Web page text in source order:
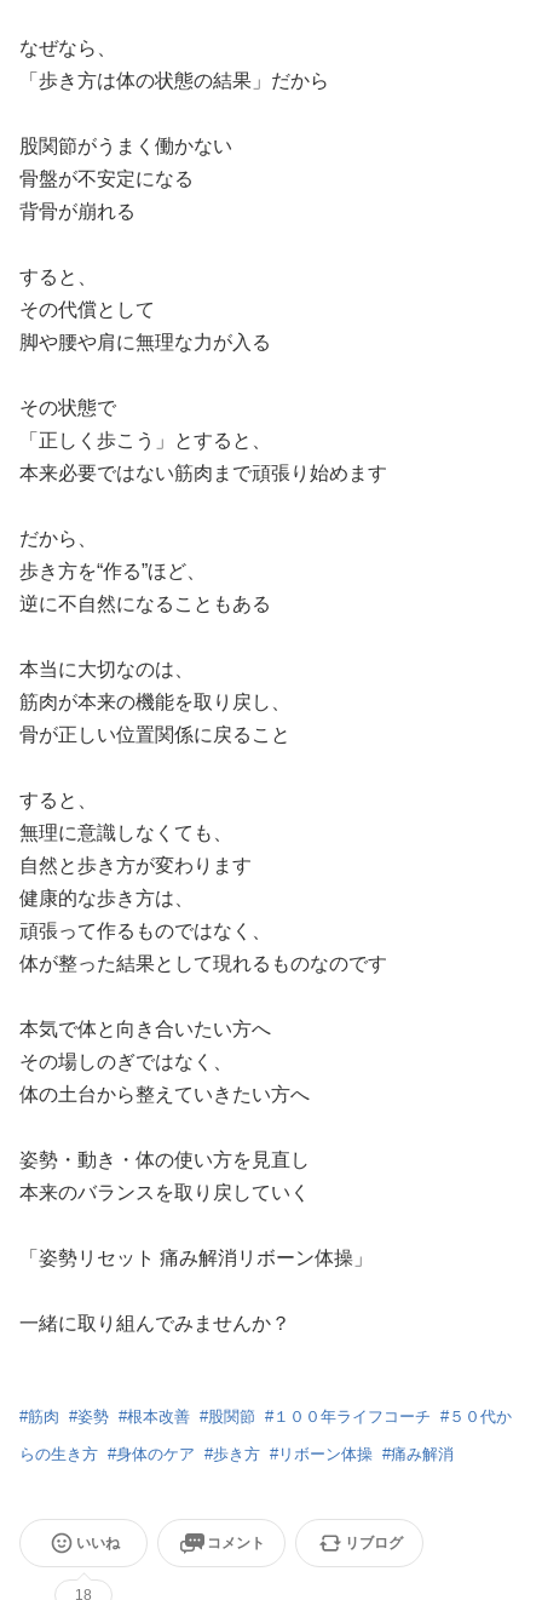
なぜなら、
「歩き方は体の状態の結果」だから
股関節がうまく働かない
骨盤が不安定になる
背骨が崩れる
すると、
その代償として
脚や腰や肩に無理な力が入る
その状態で
「正しく歩こう」とすると、
本来必要ではない筋肉まで頑張り始めます
だから、
歩き方を“作る”ほど、
逆に不自然になることもある
本当に大切なのは、
筋肉が本来の機能を取り戻し、
骨が正しい位置関係に戻ること
すると、
無理に意識しなくても、
自然と歩き方が変わります
健康的な歩き方は、
頑張って作るものではなく、
体が整った結果として現れるものなのです
本気で体と向き合いたい方へ
その場しのぎではなく、
体の土台から整えていきたい方へ
姿勢・動き・体の使い方を見直し
本来のバランスを取り戻していく
「姿勢リセット 痛み解消リボーン体操」
一緒に取り組んでみませんか？
#筋肉 #姿勢 #根本改善 #股関節 #１００年ライフコーチ #５０代か
らの生き方 #身体のケア #歩き方 #リボーン体操 #痛み解消
いいね
18
コメント リブログ